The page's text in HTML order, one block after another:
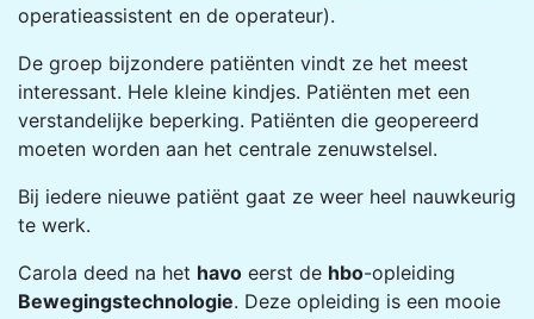
operatieassistent en de operateur).
De groep bijzondere patiënten vindt ze het meest
interessant. Hele kleine kindjes. Patiënten met een
verstandelijke beperking. Patiënten die geopereerd
moeten worden aan het centrale zenuwstelsel.
Bij iedere nieuwe patiënt gaat ze weer heel nauwkeurig
te werk.
Carola deed na het havo eerst de hbo-opleiding
Bewegingstechnologie. Deze opleiding is een mooie